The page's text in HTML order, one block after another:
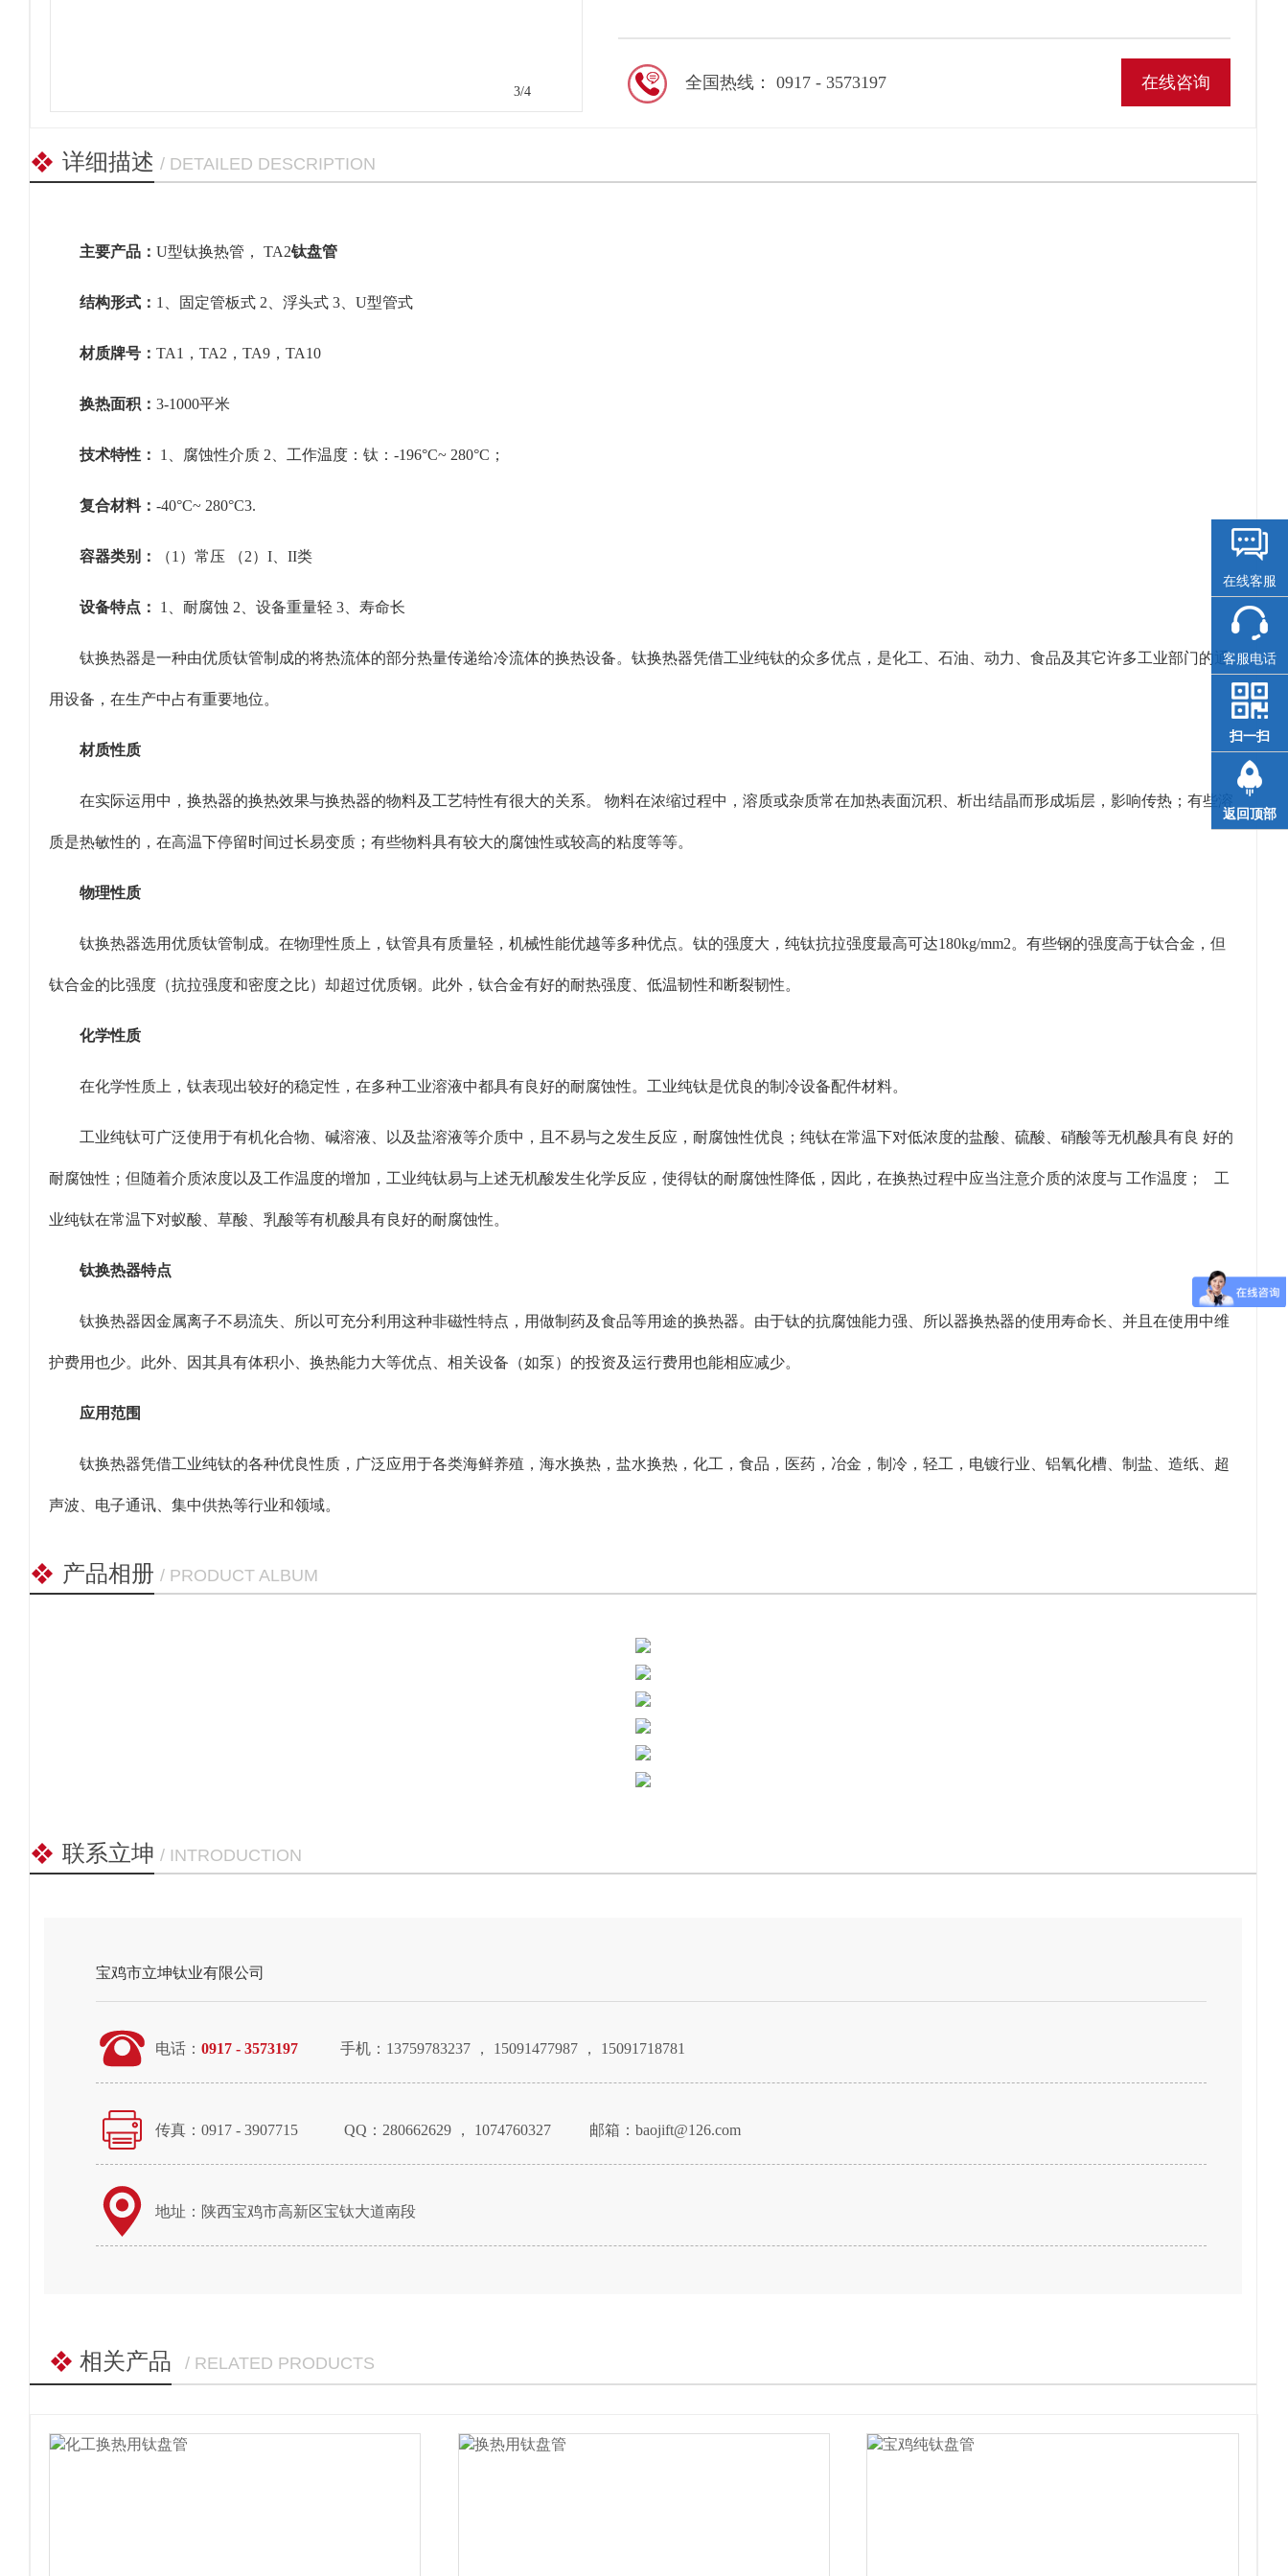
4/4 在线咨询
全国热线： 0917 - 3573197
详细描述 / DETAILED DESCRIPTION
主要产品：U型钛换热管， TA2钛盘管
结构形式： 1、固定管板式 2、浮头式 3、U型管式
材质牌号：TA1，TA2，TA9，TA10
换热面积：3-1000平米
技术特性： 1、腐蚀性介质 2、工作温度：钛：-196°C~ 280°C；
复合材料：-40°C~ 280°C3.
容器类别： （1）常压 （2）I、II类
设备特点： 1、耐腐蚀 2、设备重量轻 3、寿命长
钛换热器是一种由优质钛管制成的将热流体的部分热量传递给冷流体的换热设备。钛换热器凭借工业纯钛的众多优点，是化工、石油、动力、食品及其它许多工业部门的通
用设备，在生产中占有重要地位。
材质性质
在实际运用中，换热器的换热效果与换热器的物料及工艺特性有很大的关系。 物料在浓缩过程中，溶质或杂质常在加热表面沉积、析出结晶而形成垢层，影响传热；有些溶
质是热敏性的，在高温下停留时间过长易变质；有些物料具有较大的腐蚀性或较高的粘度等等。
物理性质
钛换热器选用优质钛管制成。在物理性质上，钛管具有质量轻，机械性能优越等多种优点。钛的强度大，纯钛抗拉强度最高可达180kg/mm2。有些钢的强度高于钛合金，但
钛合金的比强度（抗拉强度和密度之比）却超过优质钢。此外，钛合金有好的耐热强度、低温韧性和断裂韧性。
化学性质
在化学性质上，钛表现出较好的稳定性，在多种工业溶液中都具有良好的耐腐蚀性。工业纯钛是优良的制冷设备配件材料。
工业纯钛可广泛使用于有机化合物、碱溶液、以及盐溶液等介质中，且不易与之发生反应，耐腐蚀性优良；纯钛在常温下对低浓度的盐酸、硫酸、硝酸等无机酸具有良 好的
耐腐蚀性；但随着介质浓度以及工作温度的增加，工业纯钛易与上述无机酸发生化学反应，使得钛的耐腐蚀性降低，因此，在换热过程中应当注意介质的浓度与 工作温度； 工
业纯钛在常温下对蚁酸、草酸、乳酸等有机酸具有良好的耐腐蚀性。
钛换热器特点
钛换热器因金属离子不易流失、所以可充分利用这种非磁性特点，用做制药及食品等用途的换热器。由于钛的抗腐蚀能力强、所以器换热器的使用寿命长、并且在使用中维
护费用也少。此外、因其具有体积小、换热能力大等优点、相关设备（如泵）的投资及运行费用也能相应减少。
应用范围
钛换热器凭借工业纯钛的各种优良性质，广泛应用于各类海鲜养殖，海水换热，盐水换热，化工，食品，医药，冶金，制冷，轻工，电镀行业、铝氧化槽、制盐、造纸、超
声波、电子通讯、集中供热等行业和领域。
产品相册 / PRODUCT ALBUM
联系立坤 / INTRODUCTION
宝鸡市立坤钛业有限公司
电话： 0917 - 3573197 手机：13759783237 ， 15091477987 ， 15091718781
传真：0917 - 3907715 QQ：280662629 ， 1074760327 邮箱：baojift@126.com
地址：陕西宝鸡市高新区宝钛大道南段
相关产品 / RELATED PRODUCTS
在线客服
客服电话
扫一扫
返回顶部